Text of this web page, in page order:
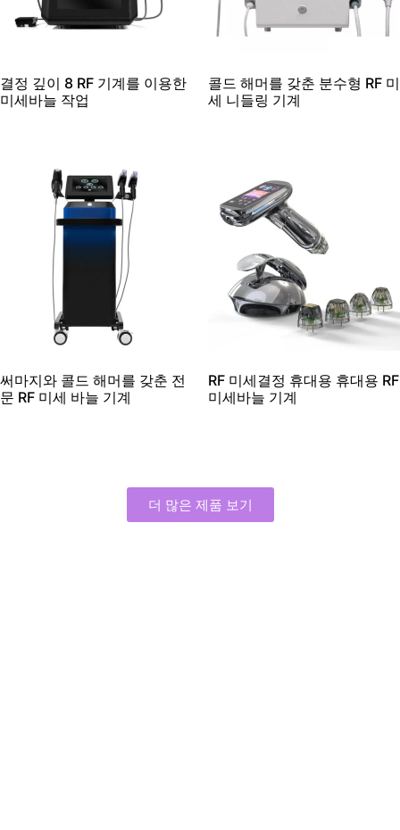
결정 깊이 8 RF 기계를 이용한
미세바늘 작업​
콜드 해머를 갖춘 분수형 RF 미
세 니들링 기계
써마지와 콜드 해머를 갖춘 전
문 RF 미세 바늘 기계
RF 미세결정 휴대용 휴대용 RF
미세바늘 기계
더 많은 제품 보기